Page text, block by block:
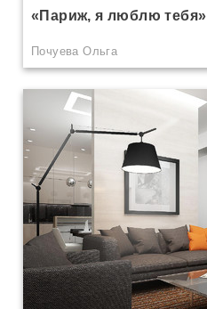
«Париж, я люблю тебя»
Почуева Ольга